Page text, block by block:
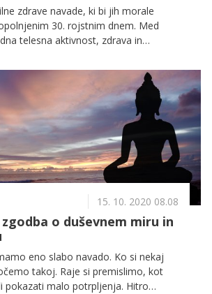
zdrave navade, ki bi jih morale
30. rojstnim dnem. Med
telesna aktivnost, zdrava in
s prijateljicami. Gre namreč za
stresa, zato nikar ne
pokličite prijateljico!
15. 10. 2020 08.08
o duševnem miru in
eno slabo navado. Ko si nekaj
takoj. Raje si premislimo, kot
pokazati malo potrpljenja. Hitro